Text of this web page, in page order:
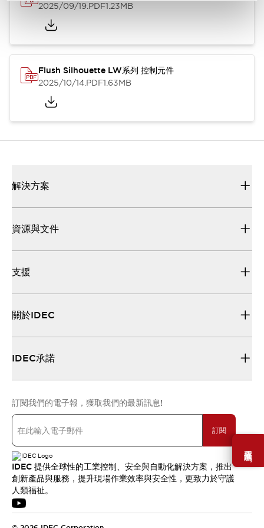
需要幫助嗎？
2025/09/19.PDF1.23MB
Flush Silhouette LW系列 控制元件
2025/10/14.PDF1.63MB
解決方案
資源與文件
支援
關於IDEC
IDEC承諾
訂閱我們的電子報，獲取我們的最新訊息!
訂閱
IDEC 提供全球性的工業控制、安全與自動化解決方案，推出
創新產品與服務，提升現場作業效率與安全性，更致力於守護
人類福祉。